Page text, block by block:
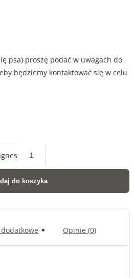
psa) proszę podać w uwagach do
będziemy kontaktować się w celu
do koszyka
Opinie (0)